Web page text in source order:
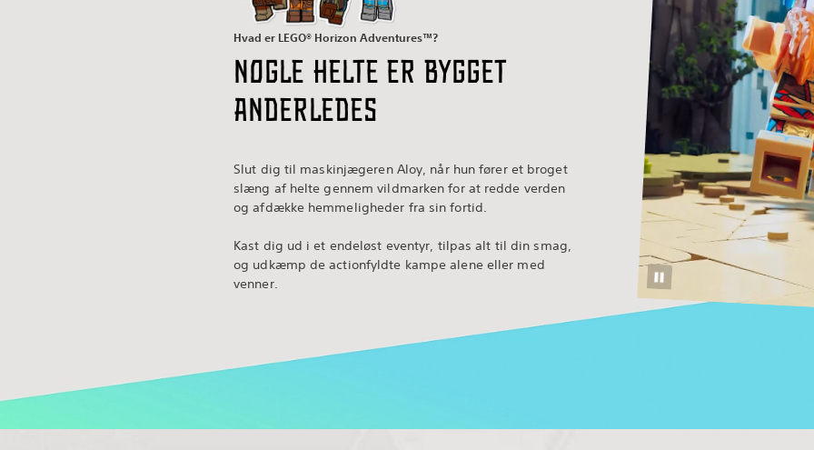
Hvad er LEGO® Horizon Adventures™?
Nogle helte er bygget
anderledes
Slut dig til maskinjægeren Aloy, når hun fører et broget
slæng af helte gennem vildmarken for at redde verden
og afdække hemmeligheder fra sin fortid.
Kast dig ud i et endeløst eventyr, tilpas alt til din smag,
og udkæmp de actionfyldte kampe alene eller med
venner.